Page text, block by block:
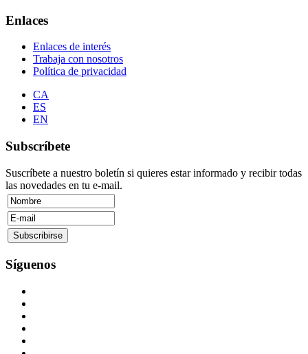
Enlaces
Enlaces de interés
Trabaja con nosotros
Política de privacidad
CA
ES
EN
Subscríbete
Suscríbete a nuestro boletín si quieres estar informado y recibir todas
las novedades en tu e-mail.
Síguenos